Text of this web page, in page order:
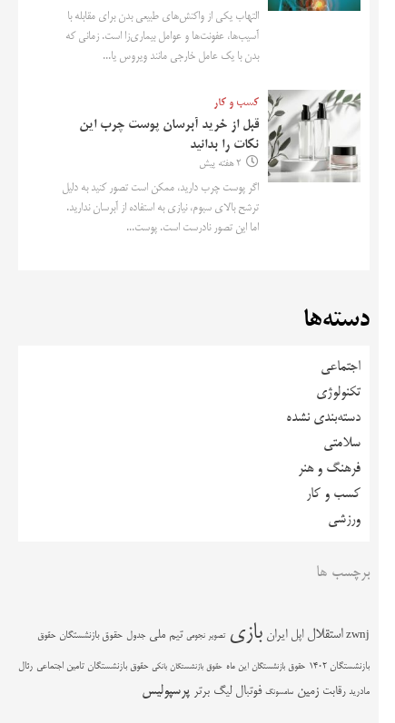
التهاب یکی از واکنش‌های طبیعی بدن برای مقابله با
آسیب‌ها، عفونت‌ها و عوامل بیماری‌زا است. زمانی که
بدن با یک عامل خارجی مانند ویروس یا...
کسب و کار
قبل از خرید آبرسان پوست چرب این
نکات را بدانید
2 هفته پیش
اگر پوست چرب دارید، ممکن است تصور کنید به دلیل
ترشح بالای سبوم، نیازی به استفاده از آبرسان ندارید.
اما این تصور نادرست است. پوست...
دسته‌ها
اجتماعی
تکنولوژی
دسته‌بندی نشده
سلامتی
فرهنگ و هنر
کسب و کار
ورزشی
برچسب ها
zwnj استقلال اپل ایران بازی تصویر نجومی تیم ملی جدول حقوق بازنشستگان حقوق
بازنشستگان 1402 حقوق بازنشستگان این ماه حقوق بازنشستگان بانکی حقوق بازنشستگان تامین اجتماعی رئال
مادرید رقابت زمین سامسونگ فوتبال لیگ برتر پرسپولیس